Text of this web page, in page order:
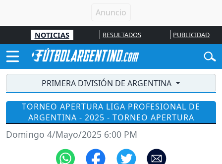
NOTICIAS RESULTADOS PUBLICIDAD
PRIMERA DIVISIÓN DE ARGENTINA
TORNEO APERTURA LIGA PROFESIONAL DE
ARGENTINA - 2025 - TORNEO APERTURA
Domingo 4/Mayo/2025 6:00 PM